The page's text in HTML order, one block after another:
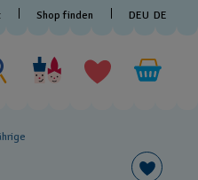
Shop finden DEU DE